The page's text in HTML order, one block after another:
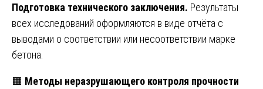
Подготовка технического заключения. Результаты
всех исследований оформляются в виде отчёта с
выводами о соответствии или несоответствии марке
бетона.
🟧 Методы неразрушающего контроля прочности